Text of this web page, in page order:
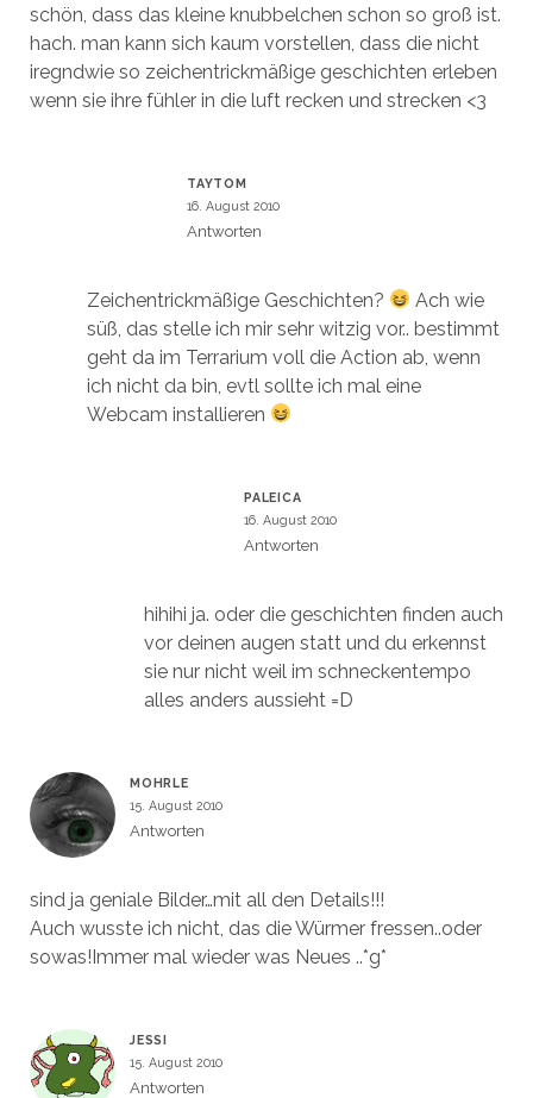
schön, dass das kleine knubbelchen schon so groß ist.
hach. man kann sich kaum vorstellen, dass die nicht
iregndwie so zeichentrickmäßige geschichten erleben
wenn sie ihre fühler in die luft recken und strecken <3
TAYTOM
16. August 2010
Antworten
Zeichentrickmäßige Geschichten?
Ach wie
süß, das stelle ich mir sehr witzig vor.. bestimmt
geht da im Terrarium voll die Action ab, wenn
ich nicht da bin, evtl sollte ich mal eine
Webcam installieren
PALEICA
16. August 2010
Antworten
hihihi ja. oder die geschichten finden auch
vor deinen augen statt und du erkennst
sie nur nicht weil im schneckentempo
alles anders aussieht =D
MOHRLE
15. August 2010
Antworten
sind ja geniale Bilder…mit all den Details!!!
Auch wusste ich nicht, das die Würmer fressen..oder
sowas!Immer mal wieder was Neues ..*g*
JESSI
15. August 2010
Antworten